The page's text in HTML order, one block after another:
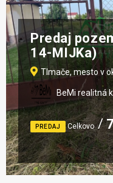
Predaj
14-MIJKa)
Tlmače, mesto v
BeMi realitná
PREDAJ Celkovo